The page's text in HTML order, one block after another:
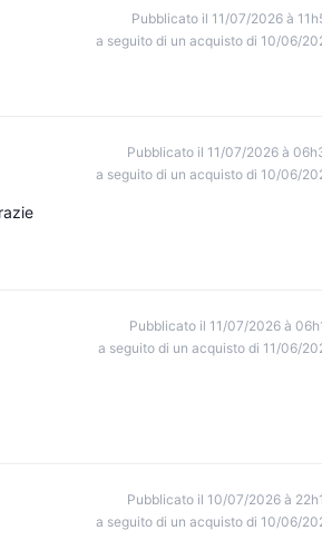
Pubblicato il 11/07/2026 à
a seguito di un acquisto di 10/06/
Pubblicato il 11/07/2026 à
a seguito di un acquisto di 10/06/
Pubblicato il 11/07/2026 à
a seguito di un acquisto di 11/06/
Pubblicato il 10/07/2026 à
a seguito di un acquisto di 10/06/